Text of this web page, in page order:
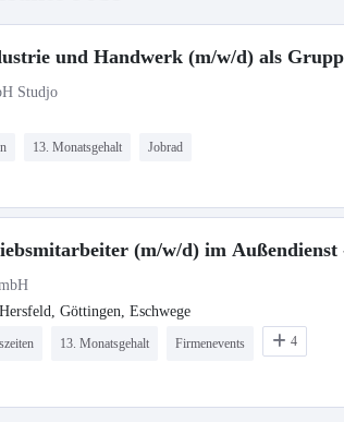
und Handwerk (m/w/d) als
Studjo
13. Monatsgehalt Jobrad
(m/w/d) im Außendienst
Göttingen, Eschwege
13. Monatsgehalt Firmenevents 4